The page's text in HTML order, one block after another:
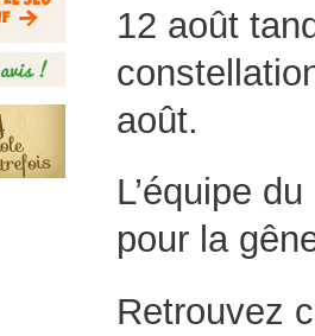
12 août
août.
L’équipe
pour la
Retrouvez